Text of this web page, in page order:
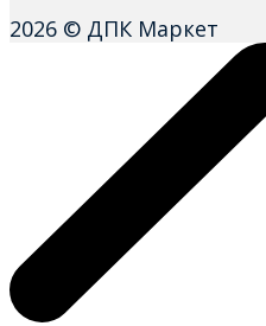
2026 © ДПК Маркет